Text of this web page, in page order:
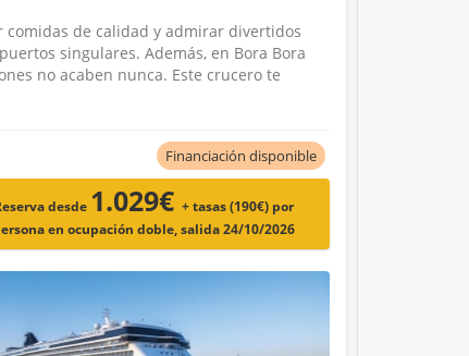
de calidad y admirar divertidos
singulares. Además, en Bora Bora
no acaben nunca. Este crucero te
Financiación disponible
desde 1.029€ + tasas (190€) por
en ocupación doble, salida 24/10/2026